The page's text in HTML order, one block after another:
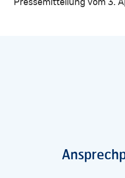
Pressemitteilung vom 3.